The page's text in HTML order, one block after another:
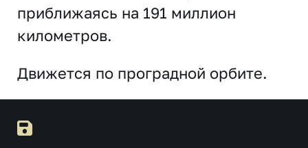
приближаясь на 191 миллион
километров.
Движется по проградной орбите.